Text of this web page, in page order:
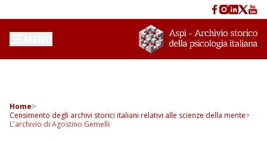
Home>
Censimento degli archivi storici italiani relativi alle scienze della mente>
L'archivio di Agostino Gemelli